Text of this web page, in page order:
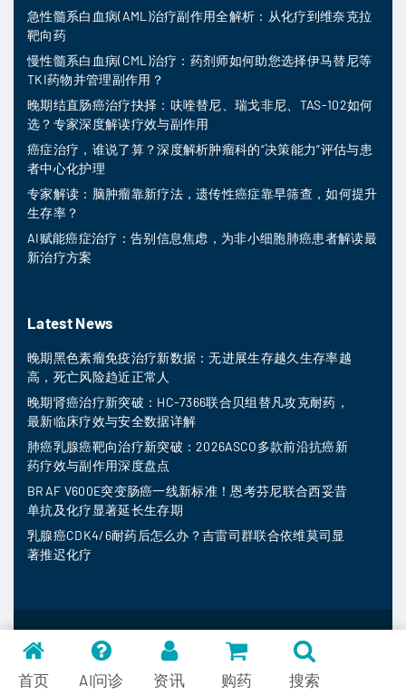
急性髓系白血病(AML)治疗副作用全解析：从化疗到维奈克拉
靶向药
慢性髓系白血病(CML)治疗：药剂师如何助您选择伊马替尼等
TKI药物并管理副作用？
晚期结直肠癌治疗抉择：呋喹替尼、瑞戈非尼、TAS-102如何
选？专家深度解读疗效与副作用
癌症治疗，谁说了算？深度解析肿瘤科的“决策能力”评估与患
者中心化护理
专家解读：脑肿瘤靠新疗法，遗传性癌症靠早筛查，如何提升
生存率？
AI赋能癌症治疗：告别信息焦虑，为非小细胞肺癌患者解读最
新治疗方案
Latest News
晚期黑色素瘤免疫治疗新数据：无进展生存越久生存率越
高，死亡风险趋近正常人
晚期肾癌治疗新突破：HC-7366联合贝组替凡攻克耐药，
最新临床疗效与安全数据详解
肺癌乳腺癌靶向治疗新突破：2026ASCO多款前沿抗癌新
药疗效与副作用深度盘点
BRAF V600E突变肠癌一线新标准！恩考芬尼联合西妥昔
单抗及化疗显著延长生存期
乳腺癌CDK4/6耐药后怎么办？吉雷司群联合依维莫司显
著推迟化疗
MedFind © 2026
首页 AI问诊 资讯 购药 搜索